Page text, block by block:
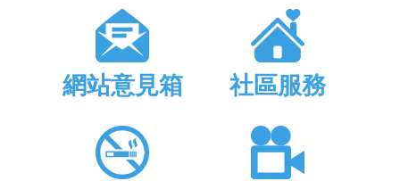
網站意見箱 社區服務